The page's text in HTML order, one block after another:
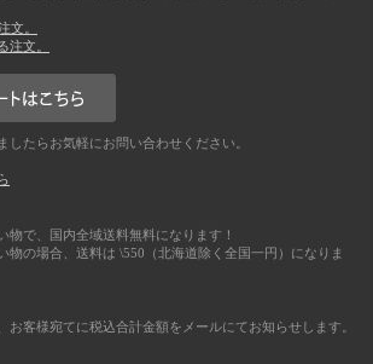
文。
注文。
たらお気軽にお問い合わせください。
物で、国内全域送料無料になります！
物の場合、送料は \550（北海道除く全国一円）になりま
お客様宛てに税込合計金額をメールにてお知らせします。